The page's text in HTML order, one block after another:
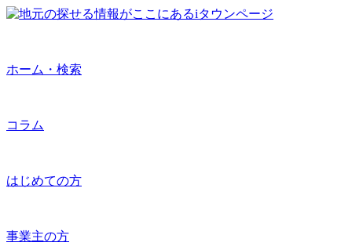
ホーム・検索
コラム
はじめての方
事業主の方